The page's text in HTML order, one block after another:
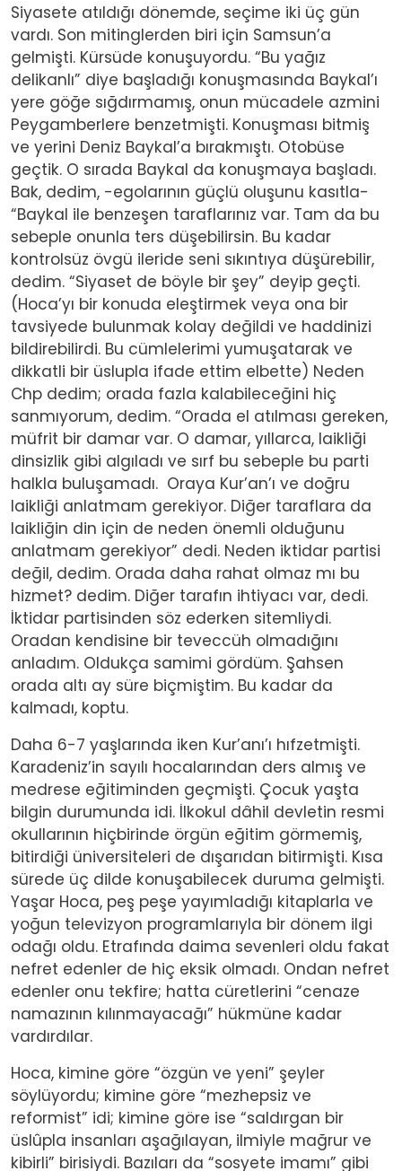
Siyasete atıldığı dönemde, seçime iki üç gün
vardı. Son mitinglerden biri için Samsun’a
gelmişti. Kürsüde konuşuyordu. “Bu yağız
delikanlı” diye başladığı konuşmasında Baykal’ı
yere göğe sığdırmamış, onun mücadele azmini
Peygamberlere benzetmişti. Konuşması bitmiş
ve yerini Deniz Baykal’a bırakmıştı. Otobüse
geçtik. O sırada Baykal da konuşmaya başladı.
Bak, dedim, -egolarının güçlü oluşunu kasıtla-
“Baykal ile benzeşen taraflarınız var. Tam da bu
sebeple onunla ters düşebilirsin. Bu kadar
kontrolsüz övgü ileride seni sıkıntıya düşürebilir,
dedim. “Siyaset de böyle bir şey” deyip geçti.
(Hoca’yı bir konuda eleştirmek veya ona bir
tavsiyede bulunmak kolay değildi ve haddinizi
bildirebilirdi. Bu cümlelerimi yumuşatarak ve
dikkatli bir üslupla ifade ettim elbette) Neden
Chp dedim; orada fazla kalabileceğini hiç
sanmıyorum, dedim. “Orada el atılması gereken,
müfrit bir damar var. O damar, yıllarca, laikliği
dinsizlik gibi algıladı ve sırf bu sebeple bu parti
halkla buluşamadı. Oraya Kur’an’ı ve doğru
laikliği anlatmam gerekiyor. Diğer taraflara da
laikliğin din için de neden önemli olduğunu
anlatmam gerekiyor” dedi. Neden iktidar partisi
değil, dedim. Orada daha rahat olmaz mı bu
hizmet? dedim. Diğer tarafın ihtiyacı var, dedi.
İktidar partisinden söz ederken sitemliydi.
Oradan kendisine bir teveccüh olmadığını
anladım. Oldukça samimi gördüm. Şahsen
orada altı ay süre biçmiştim. Bu kadar da
kalmadı, koptu.
Daha 6-7 yaşlarında iken Kur’anı’ı hıfzetmişti.
Karadeniz’in sayılı hocalarından ders almış ve
medrese eğitiminden geçmişti. Çocuk yaşta
bilgin durumunda idi. İlkokul dâhil devletin resmi
okullarının hiçbirinde örgün eğitim görmemiş,
bitirdiği üniversiteleri de dışarıdan bitirmişti. Kısa
sürede üç dilde konuşabilecek duruma gelmişti.
Yaşar Hoca, peş peşe yayımladığı kitaplarla ve
yoğun televizyon programlarıyla bir dönem ilgi
odağı oldu. Etrafında daima sevenleri oldu fakat
nefret edenler de hiç eksik olmadı. Ondan nefret
edenler onu tekfire; hatta cüretlerini “cenaze
namazının kılınmayacağı” hükmüne kadar
vardırdılar.
Hoca, kimine göre “özgün ve yeni” şeyler
söylüyordu; kimine göre “mezhepsiz ve
reformist” idi; kimine göre ise “saldırgan bir
üslûpla insanları aşağılayan, ilmiyle mağrur ve
kibirli” birisiydi. Bazıları da “sosyete imamı” gibi